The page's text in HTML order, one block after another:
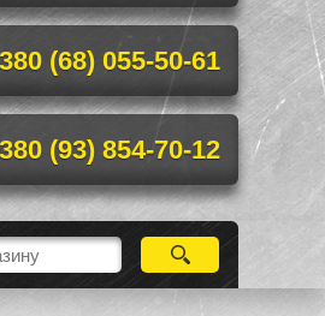
(68) 055-50-61
(93) 854-70-12